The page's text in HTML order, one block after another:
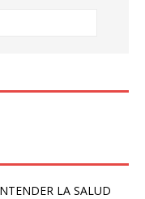
LA SALUD